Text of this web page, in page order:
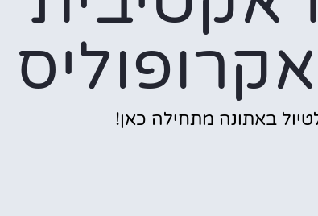
באתונה מתחילה כאן!